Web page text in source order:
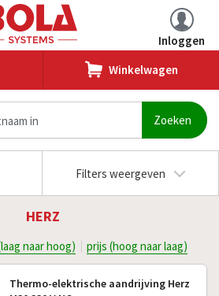
Inloggen
Winkelwagen
Filters weergeven
HERZ
naar hoog) prijs (hoog naar laag)
Thermo-elektrische aandrijving Herz